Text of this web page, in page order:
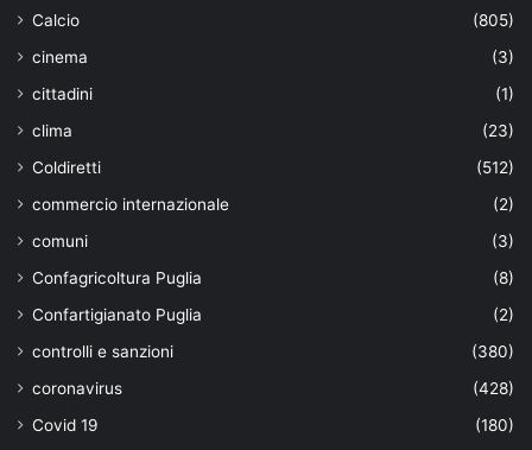
Calcio
(805)
cinema
(3)
cittadini
(1)
clima
(23)
Coldiretti
(512)
commercio internazionale
(2)
comuni
(3)
Confagricoltura Puglia
(8)
Confartigianato Puglia
(2)
controlli e sanzioni
(380)
coronavirus
(428)
Covid 19
(180)